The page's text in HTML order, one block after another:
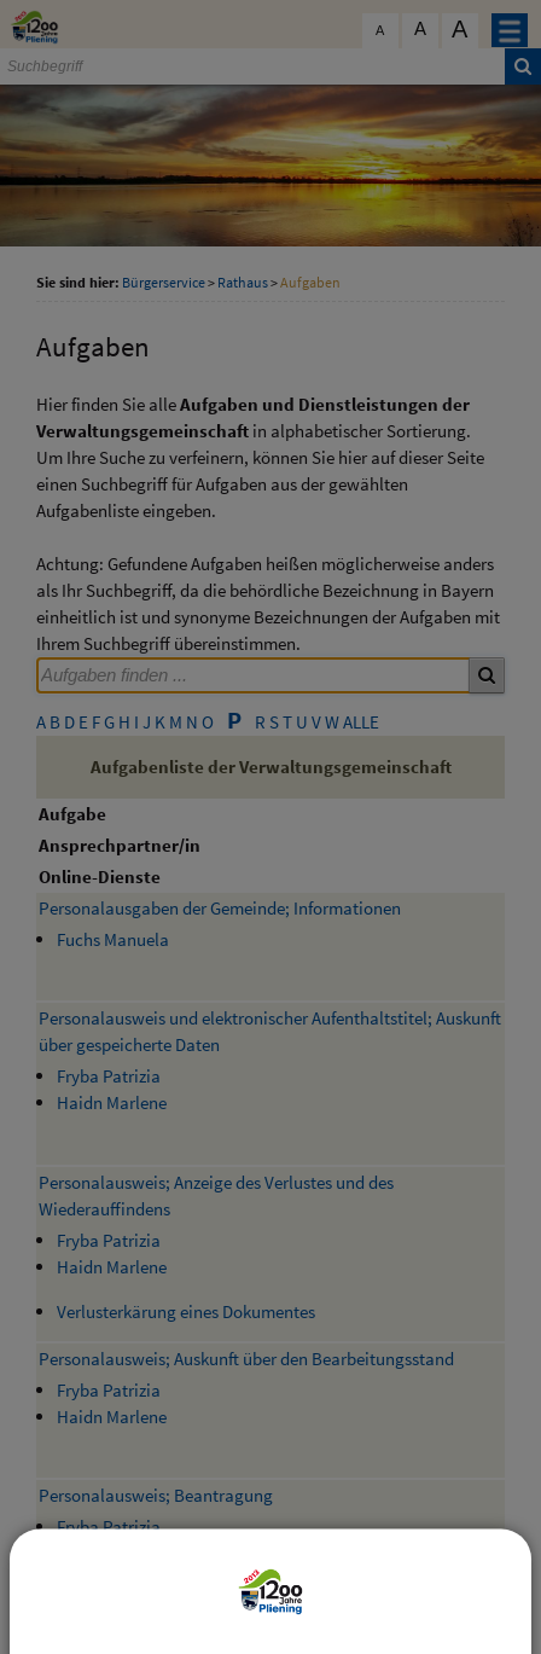
Zum Inhalt
A A A
Sie sind hier: Bürgerservice> Rathaus>Aufgaben
Aufgaben
Hier finden Sie alleAufgaben und Dienstleistungen der
Verwaltungsgemeinschaft in alphabetischer Sortierung.
Um Ihre Suche zu verfeinern, können Sie hier auf dieser Seite
einen Suchbegriff für Aufgaben aus der gewählten
Aufgabenliste eingeben.
Achtung: Gefundene Aufgaben heißen möglicherweise anders
als Ihr Suchbegriff, da die behördliche Bezeichnung in Bayern
einheitlich ist und synonyme Bezeichnungen der Aufgaben mit
Ihrem Suchbegriff übereinstimmen.
A B D E FG H I J K M N O P R ST U VWALLE
Aufgabenliste der Verwaltungsgemeinschaft
Aufgabe
Ansprechpartner/in
Online-Dienste
Personalausgaben der Gemeinde; Informationen
Fuchs Manuela
Personalausweis und elektronischer Aufenthaltstitel; Auskunft
über gespeicherte Daten
Fryba Patrizia
Haidn Marlene
Personalausweis; Anzeige des Verlustes und des
Wiederauffindens
Fryba Patrizia
Haidn Marlene
Verlusterkärung eines Dokumentes
Personalausweis; Auskunft über den Bearbeitungsstand
Fryba Patrizia
Haidn Marlene
Personalausweis; Beantragung
Fryba Patrizia
Statusabfrage Pass / Personalausweis
schließen